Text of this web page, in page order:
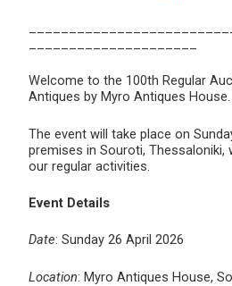
Welcome to the 100th Regular
Antiques by Myro Antiques House.
The event will take place on
premises in Souroti,
our regular activities.
Event Details
Date: Sunday 26 April 2026
Location: Myro Antiques House,